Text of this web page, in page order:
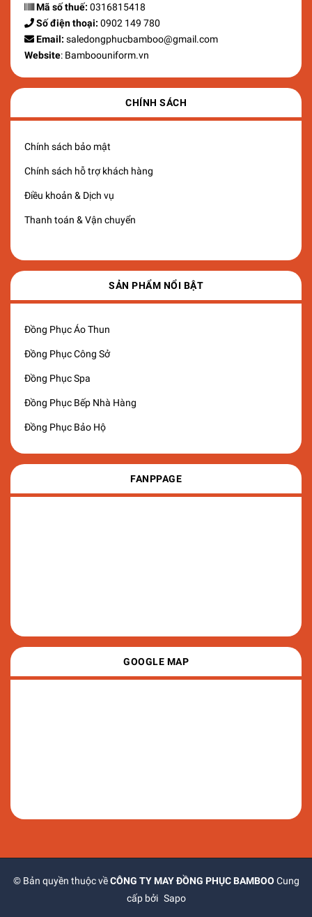
Mã số thuế: 0316815418
Số điện thoại: 0902 149 780
Email: saledongphucbamboo@gmail.com
Website: Bamboouniform.vn
CHÍNH SÁCH
Chính sách bảo mật
Chính sách hỗ trợ khách hàng
Điều khoản & Dịch vụ
Thanh toán & Vận chuyển
SẢN PHẨM NỔI BẬT
Đồng Phục Áo Thun
Đồng Phục Công Sở
Đồng Phục Spa
Đồng Phục Bếp Nhà Hàng
Đồng Phục Bảo Hộ
FANPPAGE
GOOGLE MAP
© Bản quyền thuộc vềCÔNG TY MAY ĐỒNG PHỤC BAMBOO Cung
cấp bởi Sapo